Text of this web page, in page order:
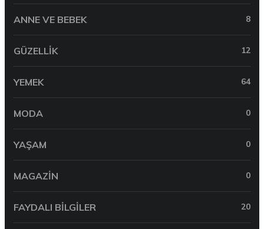
ANNE VE BEBEK 8
GÜZELLIK 12
YEMEK 64
MODA 0
YAŞAM 0
MAGAZIN 0
FAYDALI BILGILER 20